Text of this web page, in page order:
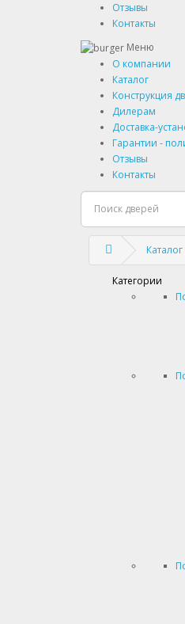
Отзывы
Контакты
Меню
О компании
Каталог
Конструкция
Дилерам
Доставка-
Гарантии -
Отзывы
Контакты
Категории